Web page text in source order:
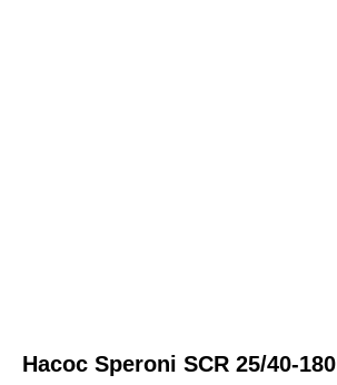
Насос Speroni SCR 25/40-180